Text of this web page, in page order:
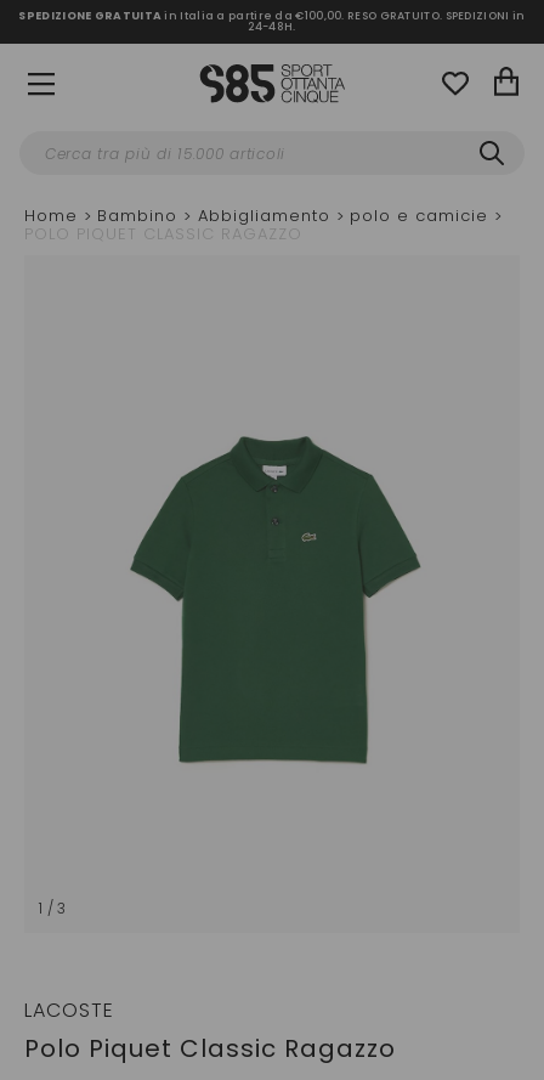
SPEDIZIONE GRATUITAin Italia a partire da €100,00. RESO GRATUITO. SPEDIZIONI in
24-48H.
Home Bambino Abbigliamento polo e camicie
POLO PIQUET CLASSIC RAGAZZO
1 / 3
LACOSTE
Polo Piquet Classic Ragazzo